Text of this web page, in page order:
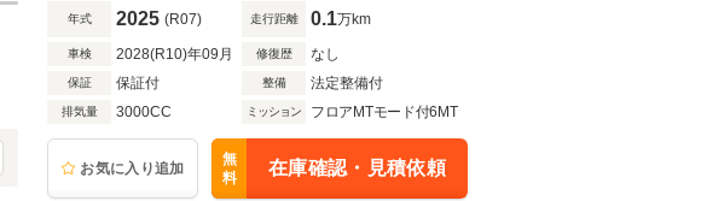
年式 2025 (R07) 走行距離 0.1万km
車検 2028(R10)年09月 修復歴 なし
保証 保証付 整備 法定整備付
排気量 3000CC ミッション フロアMTモード付6MT
お気に入り追加
無
料
在庫確認・見積依頼